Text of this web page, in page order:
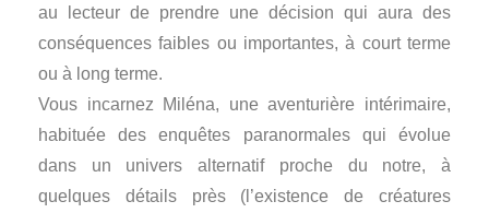
au lecteur de prendre une décision qui aura des
conséquences faibles ou importantes, à court terme
ou à long terme.
Vous incarnez Miléna, une aventurière intérimaire,
habituée des enquêtes paranormales qui évolue
dans un univers alternatif proche du notre, à
quelques détails près (l’existence de créatures